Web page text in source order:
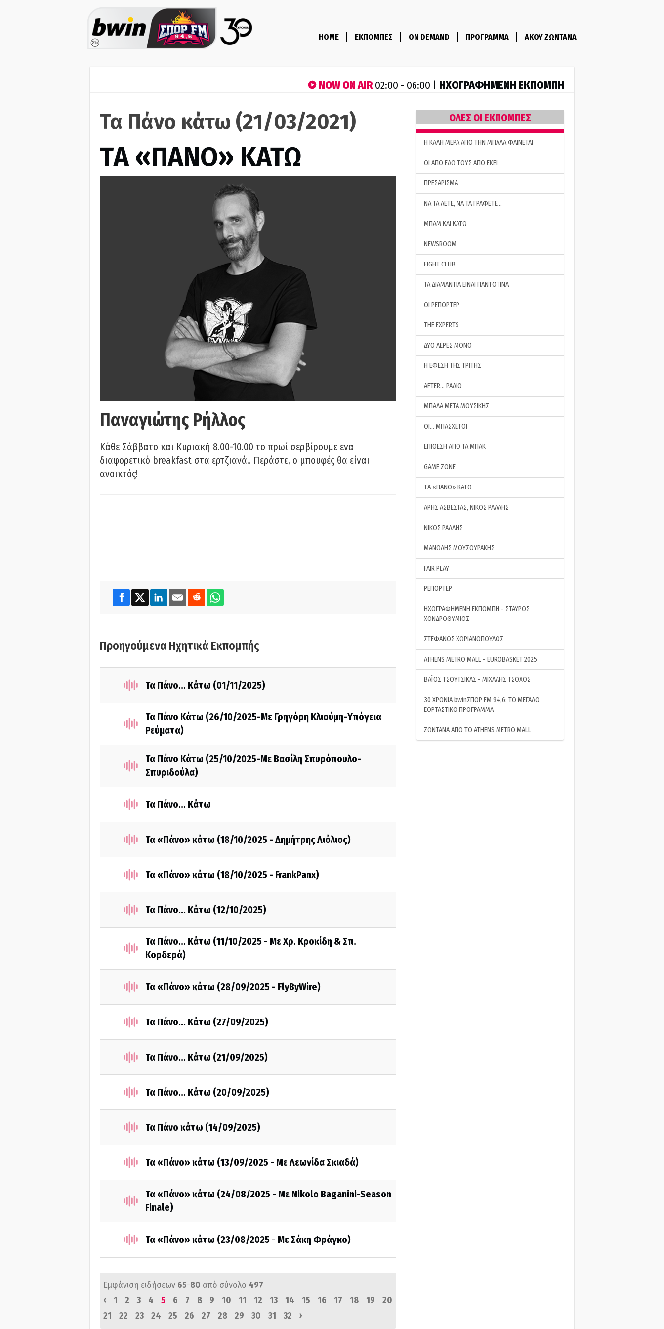
HOME ΕΚΠΟΜΠΕΣ ON DEMAND ΠΡΟΓΡΑΜΜΑ ΑΚΟΥ ΖΩΝΤΑΝΑ
NOW ON AIR02:00 - 06:00 | ΗΧΟΓΡΑΦΗΜΕΝΗ ΕΚΠΟΜΠΗ
Τα Πάνο κάτω (21/03/2021)
ΤA «ΠΑΝΟ» ΚΑΤΩ
Παναγιώτης Ρήλλος
Κάθε Σάββατο και Κυριακή 8.00-10.00 το πρωί σερβίρουμε ενα
διαφορετικό breakfast στα ερτζιανά.. Περάστε, ο μπουφές θα είναι
ανοικτός!
Προηγούμενα Ηχητικά Εκπομπής
Τα Πάνο... Κάτω (01/11/2025)
Τα Πάνο Κάτω (26/10/2025-Με Γρηγόρη Κλιούμη-Υπόγεια
Ρεύματα)
Τα Πάνο Κάτω (25/10/2025-Με Βασίλη Σπυρόπουλο-
Σπυριδούλα)
Τα Πάνο... Κάτω
Τα «Πάνο» κάτω (18/10/2025 - Δημήτρης Λιόλιος)
Τα «Πάνο» κάτω (18/10/2025 - FrankPanx)
Τα Πάνο... Κάτω (12/10/2025)
Τα Πάνο... Κάτω (11/10/2025 - Με Χρ. Κροκίδη & Σπ.
Κορδερά)
Τα «Πάνο» κάτω (28/09/2025 - FlyByWire)
Τα Πάνο... Κάτω (27/09/2025)
Τα Πάνο... Κάτω (21/09/2025)
Τα Πάνο... Κάτω (20/09/2025)
Τα Πάνο κάτω (14/09/2025)
Τα «Πάνο» κάτω (13/09/2025 - Με Λεωνίδα Σκιαδά)
Τα «Πάνο» κάτω (24/08/2025 - Με Nikolo Baganini-Season
Finale)
Τα «Πάνο» κάτω (23/08/2025 - Με Σάκη Φράγκο)
Εμφάνιση ειδήσεων 65-80 από σύνολο 497
‹
1 2 3 4 5 6 7 8 9 10 11 12 13 14 15 16 17 18 19
20
21
22 23 24 25 26 27 28 29 30 31 32 ›
ΟΛΕΣ ΟΙ ΕΚΠΟΜΠΕΣ
H ΚΑΛΗ ΜΕΡΑ ΑΠΟ ΤΗΝ ΜΠΑΛΑ ΦΑΙΝΕΤΑΙ
ΟΙ ΑΠΟ ΕΔΩ ΤΟΥΣ ΑΠΟ ΕΚΕΙ
ΠΡΕΣΑΡΙΣΜΑ
ΝΑ ΤΑ ΛΕΤΕ, ΝΑ ΤΑ ΓΡΑΦΕΤΕ…
ΜΠΑΜ ΚΑΙ ΚΑΤΩ
NEWSROOM
FIGHT CLUB
ΤΑ ΔΙΑΜΑΝΤΙΑ ΕΙΝΑΙ ΠΑΝΤΟΤΙΝΑ
ΟΙ ΡΕΠΟΡΤΕΡ
THE EXPERTS
ΔΥΟ ΛΕΡΕΣ ΜΟΝΟ
Η ΕΦΕΣΗ ΤΗΣ ΤΡΙΤΗΣ
AFTER… ΡΑΔΙΟ
ΜΠΑΛΑ ΜΕΤΑ ΜΟΥΣΙΚΗΣ
ΟΙ… ΜΠΑΣΧΕΤΟΙ
ΕΠΙΘΕΣΗ ΑΠΟ ΤΑ ΜΠΑΚ
GAME ZONE
ΤA «ΠΑΝΟ» ΚΑΤΩ
ΑΡΗΣ ΑΣΒΕΣΤΑΣ, ΝΙΚΟΣ ΡΑΛΛΗΣ
ΝΙΚΟΣ ΡΑΛΛΗΣ
ΜΑΝΩΛΗΣ ΜΟΥΣΟΥΡΑΚΗΣ
FAIR PLAY
ΡΕΠΟΡΤΕΡ
ΗΧΟΓΡΑΦΗΜΕΝΗ ΕΚΠΟΜΠΗ - ΣΤΑΥΡΟΣ
ΧΟΝΔΡΟΘΥΜΙΟΣ
ΣΤΕΦΑΝΟΣ ΧΩΡΙΑΝΟΠΟΥΛΟΣ
ATHENS METRO MALL - EUROBASKET 2025
ΒΑΪΟΣ ΤΣΟΥΤΣΙΚΑΣ - ΜΙΧΑΛΗΣ ΤΣΟΧΟΣ
30 ΧΡΟΝΙΑ bwinΣΠΟΡ FM 94,6: ΤΟ ΜΕΓΑΛΟ
ΕΟΡΤΑΣΤΙΚΟ ΠΡΟΓΡΑΜΜΑ
ΖΩΝΤΑΝΑ ΑΠΟ ΤΟ ATHENS METRO MALL